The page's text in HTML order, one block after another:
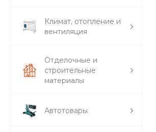
Климат, отопление и
вентиляция
Отделочные и
строительные
материалы
Автотовары